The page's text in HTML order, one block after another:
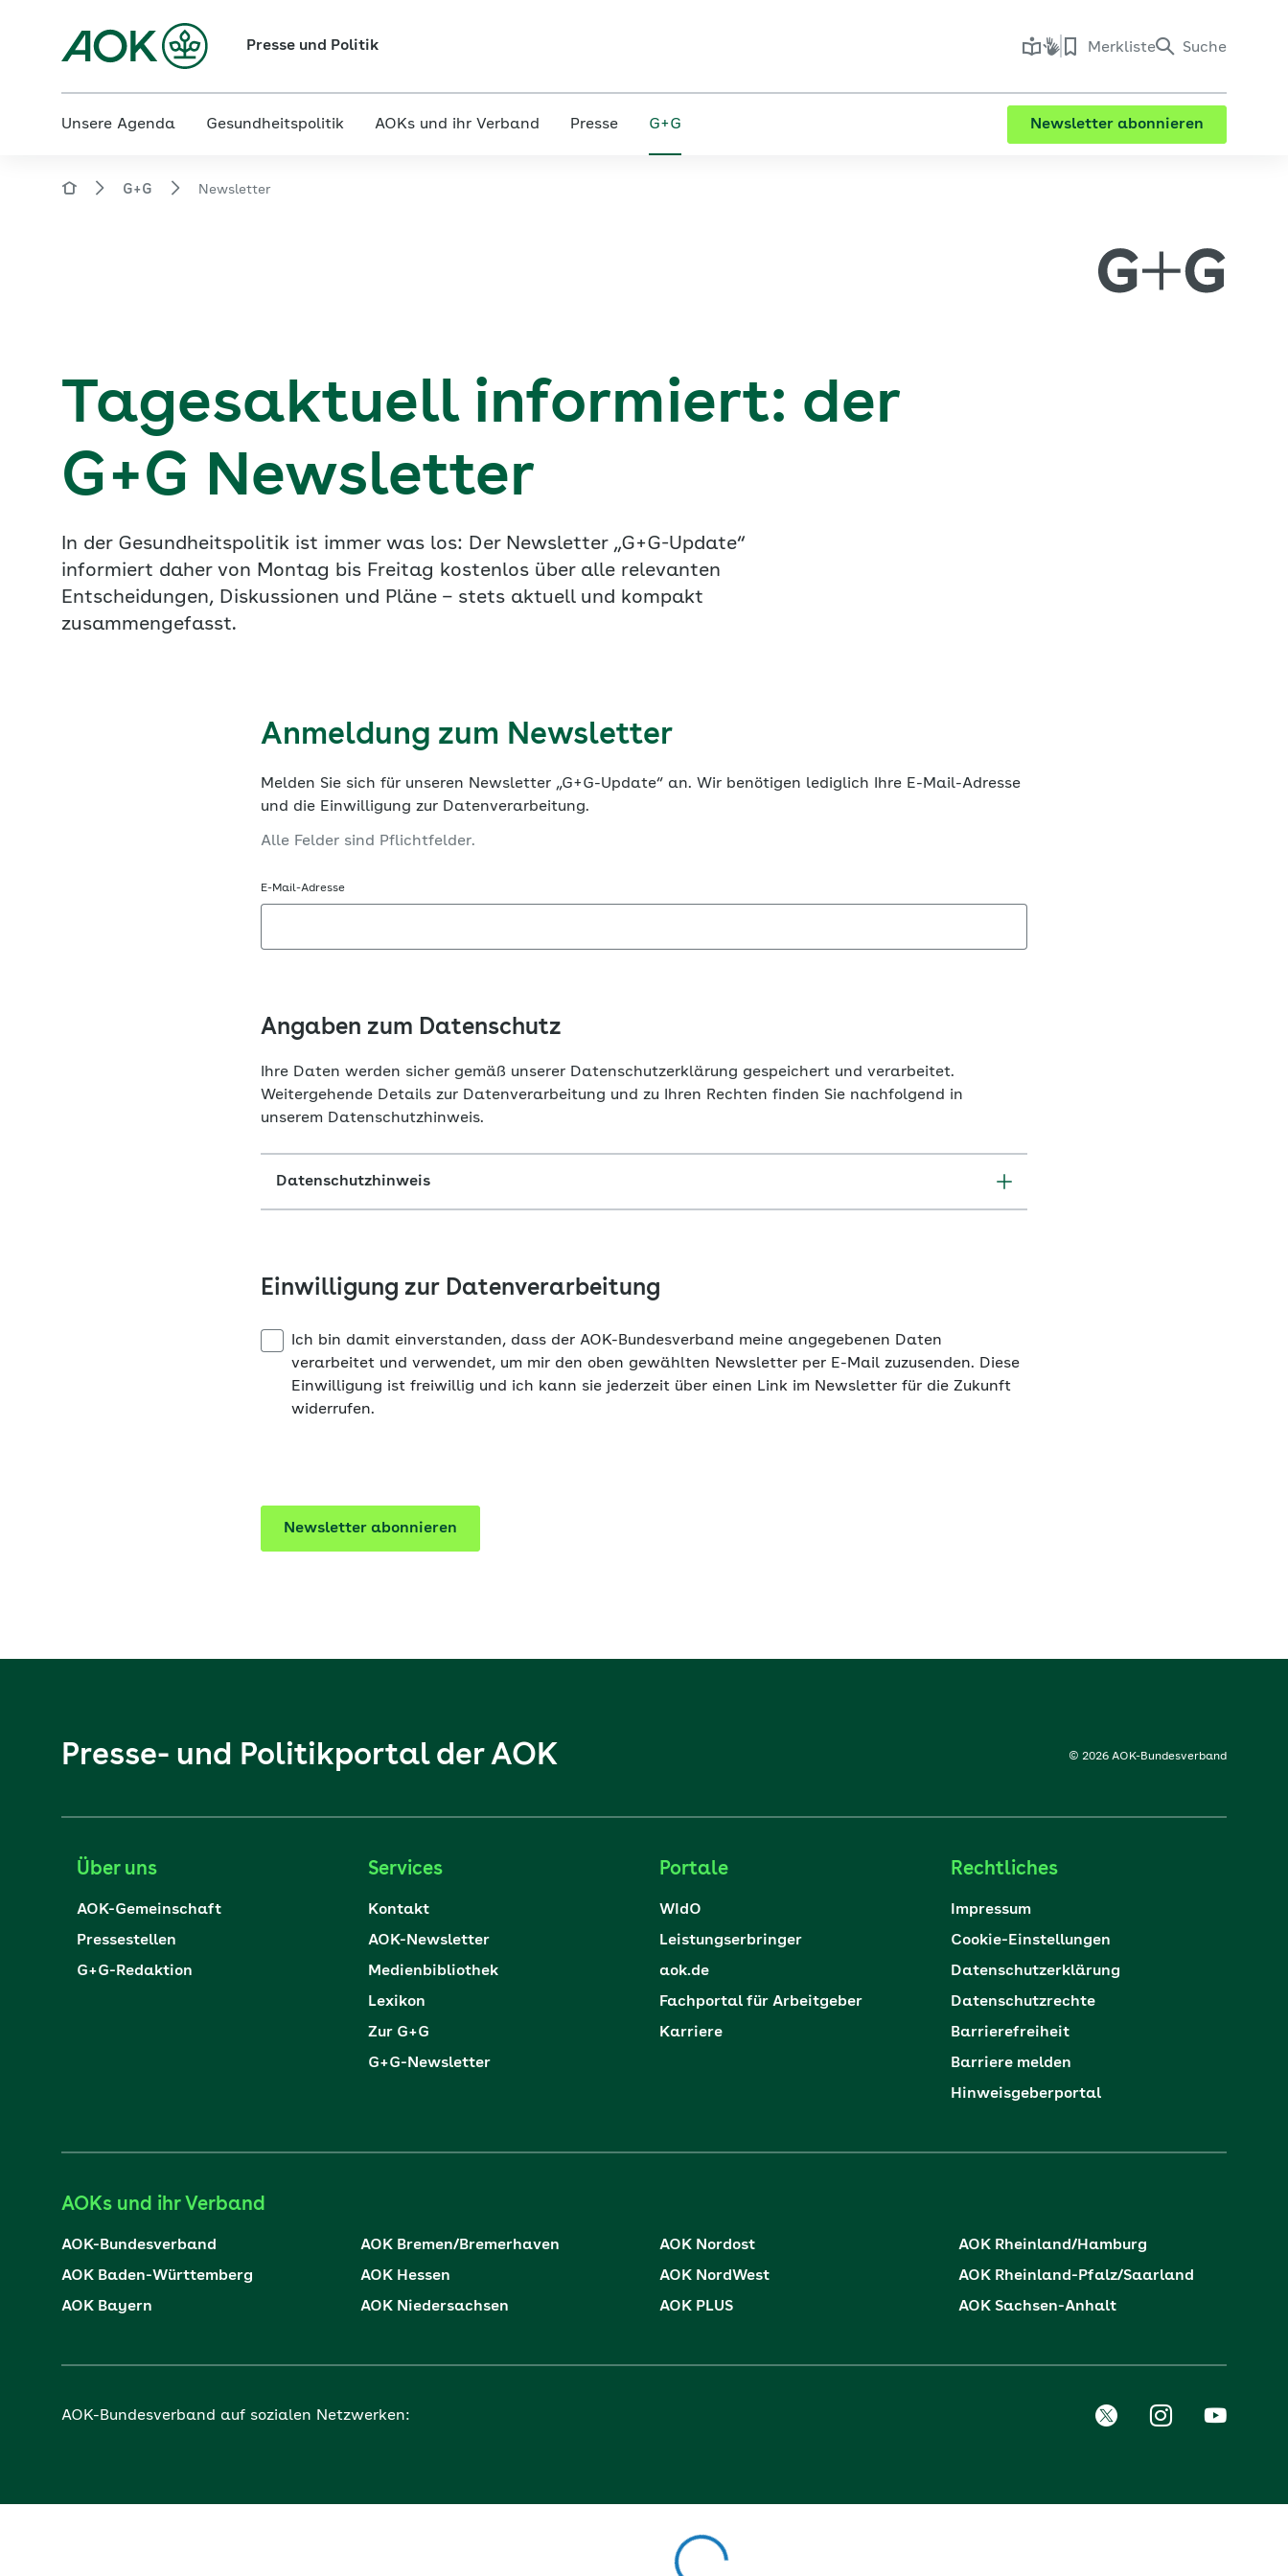
Presse und Politik Merkliste Suche
Unsere Agenda Gesundheitspolitik AOKs und ihr Verband Presse G+G Newsletter abonnieren
G+G Newsletter
Tagesaktuell informiert: der
G+G Newsletter
In der Gesundheitspolitik ist immer was los: Der Newsletter „G+G-Update“
informiert daher von Montag bis Freitag kostenlos über alle relevanten
Entscheidungen, Diskussionen und Pläne – stets aktuell und kompakt
zusammengefasst.
Anmeldung zum Newsletter
Melden Sie sich für unseren Newsletter „G+G-Update“ an. Wir benötigen lediglich Ihre E-Mail-Adresse
und die Einwilligung zur Datenverarbeitung.
Alle Felder sind Pflichtfelder.
E-Mail-Adresse
Angaben zum Datenschutz
Ihre Daten werden sicher gemäß unserer Datenschutzerklärung gespeichert und verarbeitet.
Weitergehende Details zur Datenverarbeitung und zu Ihren Rechten finden Sie nachfolgend in
unserem Datenschutzhinweis.
Datenschutzhinweis
Einwilligung zur Datenverarbeitung
Einwilligung zur Datenverarbeitung
Ich bin damit einverstanden, dass der AOK-Bundesverband meine angegebenen Daten
verarbeitet und verwendet, um mir den oben gewählten Newsletter per E-Mail zuzusenden. Diese
Einwilligung ist freiwillig und ich kann sie jederzeit über einen Link im Newsletter für die Zukunft
widerrufen.
Newsletter abonnieren
Presse- und Politikportal der AOK © 2026 AOK-Bundesverband
Über uns
AOK-Gemeinschaft
Pressestellen
G+G-Redaktion
Services
Kontakt
AOK-Newsletter
Medienbibliothek
Lexikon
Zur G+G
G+G-Newsletter
Portale
WIdO
Leistungserbringer
aok.de
Fachportal für Arbeitgeber
Karriere
Rechtliches
Impressum
Cookie-Einstellungen
Datenschutzerklärung
Datenschutzrechte
Barrierefreiheit
Barriere melden
Hinweisgeberportal
AOKs und ihr Verband
AOK-Bundesverband
AOK Baden-Württemberg
AOK Bayern
AOK Bremen/Bremerhaven
AOK Hessen
AOK Niedersachsen
AOK Nordost
AOK NordWest
AOK PLUS
AOK Rheinland/Hamburg
AOK Rheinland-Pfalz/Saarland
AOK Sachsen-Anhalt
AOK-Bundesverband auf sozialen Netzwerken: